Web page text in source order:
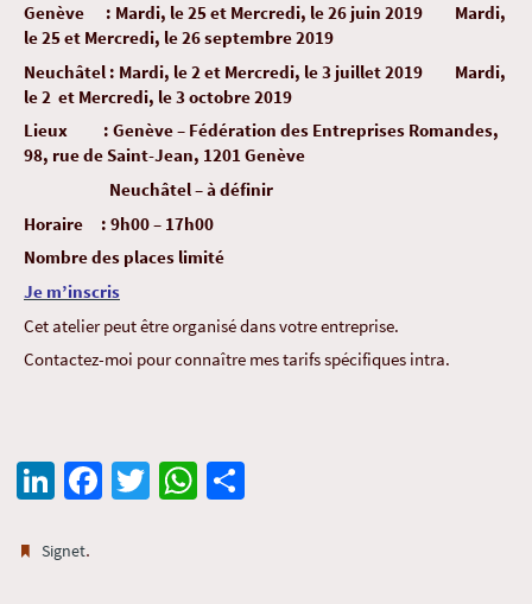
Genève : Mardi, le 25 et Mercredi, le 26 juin 2019 Mardi,
le 25 et Mercredi, le 26 septembre 2019
Neuchâtel : Mardi, le 2 et Mercredi, le 3 juillet 2019 Mardi,
le 2 et Mercredi, le 3 octobre 2019
Lieux : Genève – Fédération des Entreprises Romandes,
98, rue de Saint-Jean, 1201 Genève
Neuchâtel – à définir
Horaire : 9h00 – 17h00
Nombre des places limité
Je m’inscris
Cet atelier peut être organisé dans votre entreprise.
Contactez-moi pour connaître mes tarifs spécifiques intra.
Li
ke
Fa T
W
Signet.